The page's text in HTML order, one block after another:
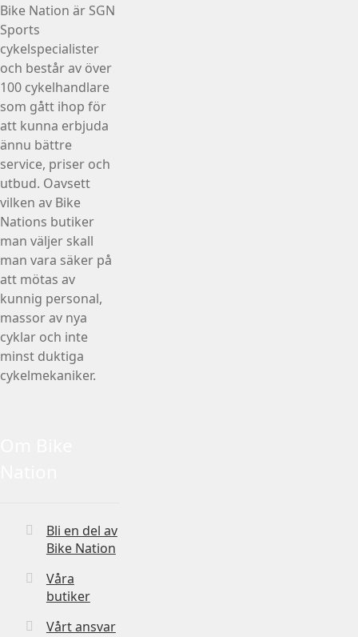
Bike Nation är SGN
Sports
cykelspecialister
och består av över
100 cykelhandlare
som gått ihop för
att kunna erbjuda
ännu bättre
service, priser och
utbud. Oavsett
vilken av Bike
Nations butiker
man väljer skall
man vara säker på
att mötas av
kunnig personal,
massor av nya
cyklar och inte
minst duktiga
cykelmekaniker.
Bli en del av
Bike Nation
Våra
butiker
Vårt ansvar